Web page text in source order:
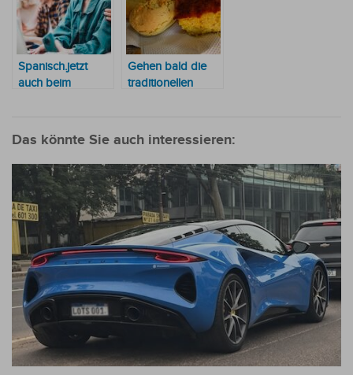
Paraguay zu ihrer
Heimat machten
Niveau
Spanisch.jetzt
auch beim
vertreten – ¡Feliz
Gehen bald die
traditionellen
verloren?
Das könnte Sie auch interessieren: